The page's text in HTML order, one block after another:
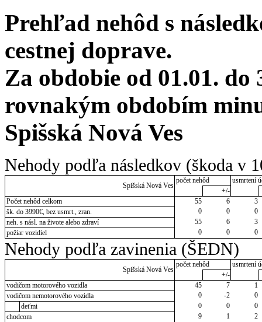
Prehľad nehôd s
cestnej doprave.
Za obdobie od 01.01. do
rovnakým obdobím
Spišská Nová Ves
Nehody podľa následkov (škoda v
Spišská Nová Ves
počet nehôd
usmrtení
+/-
Počet nehôd celkom
55 6
3
šk. do 3990€, bez usmrt., zran.
0 0
0
neh. s násl. na živote alebo zdraví
55 6
3
požiar vozidiel
0 0 0
Nehody podľa zavinenia (ŠEDN)
Spišská Nová Ves
počet nehôd
usmrtení
+/-
vodičom motorového vozidla
45 7
1
vodičom nemotorového vozidla
0 -2
0
deťmi
0 0
0
chodcom
9 1
2